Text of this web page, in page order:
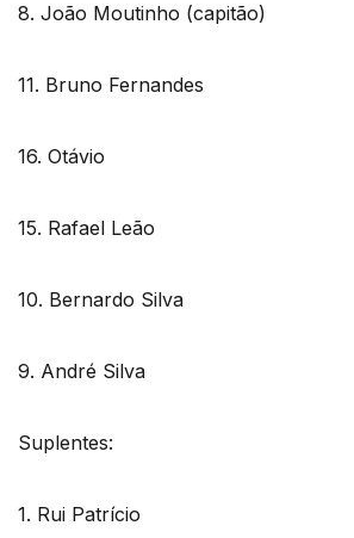
8. João Moutinho (capitão)
11. Bruno Fernandes
16. Otávio
15. Rafael Leão
10. Bernardo Silva
9. André Silva
Suplentes:
1. Rui Patrício